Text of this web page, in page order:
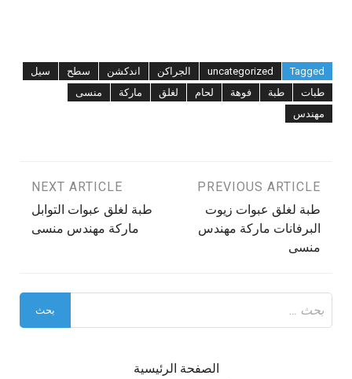
Tagged
uncategorized الجراكن اندكشن سطح
سيل
طبات
طبة فوهة لحام لغلق ماركة
منسى
مهندس
تصفّح
المقالات
PREVIOUS ARTICLE
طبة لغلق عبوات زيوت
البرفانات ماركة مهندس
منسى
NEXT ARTICLE
طبة لغلق عبوات التوابل
ماركة مهندس منسى
عن:
الصفحة الرئيسية